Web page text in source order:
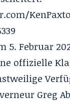
5. Februar
offizielle
Greg